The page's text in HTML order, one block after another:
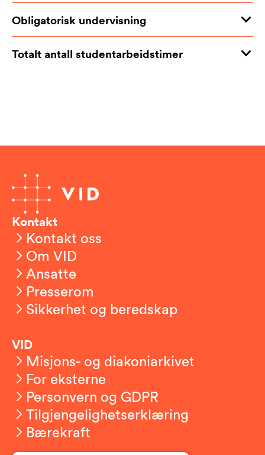
Obligatorisk undervisning
Totalt antall studentarbeidstimer
Kontakt
Kontakt oss
Om VID
Ansatte
Presserom
Sikkerhet og beredskap
VID
Misjons- og diakoniarkivet
For eksterne
Personvern og GDPR
Tilgjengelighetserklæring
Bærekraft